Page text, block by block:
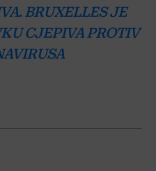
BRUXELLES JE
CJEPIVA PROTIV